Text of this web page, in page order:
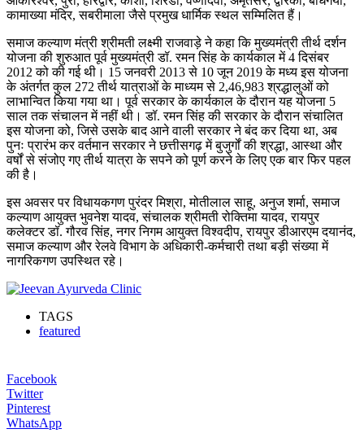
कामाख्या मंदिर, सबरीमाला जैसे प्रमुख धार्मिक स्थल सम्मिलित हैं।
समाज कल्याण मंत्री श्रीमती लक्ष्मी राजवाड़े ने कहा कि मुख्यमंत्री तीर्थ दर्शन
योजना की शुरुआत पूर्व मुख्यमंत्री डॉ. रमन सिंह के कार्यकाल में 4 दिसंबर
2012 को की गई थी। 15 जनवरी 2013 से 10 जून 2019 के मध्य इस योजना
के अंतर्गत कुल 272 तीर्थ यात्राओं के माध्यम से 2,46,983 श्रद्धालुओं को
लाभान्वित किया गया था। पूर्व सरकार के कार्यकाल के दौरान यह योजना 5
साल तक संचालन में नहीं थी। डॉ. रमन सिंह की सरकार के दौरान संचालित
इस योजना को, जिसे उसके बाद आने वाली सरकार ने बंद कर दिया था, अब
पुनः प्रारंभ कर वर्तमान सरकार ने छत्तीसगढ़ में बुजुर्गों की श्रद्धा, आस्था और
वर्षों से संजोए गए तीर्थ यात्रा के सपने को पूर्ण करने के लिए एक बार फिर पहल
की है।
इस अवसर पर विधायकगण पुरंदर मिश्रा, मोतीलाल साहू, अनुज शर्मा, समाज
कल्याण आयुक्त भुवनेश यादव, संचालक श्रीमती रोक्तिमा यादव, रायपुर
कलेक्टर डॉ. गौरव सिंह, नगर निगम आयुक्त विश्वदीप, रायपुर डीआरएम दयानंद,
समाज कल्याण और रेलवे विभाग के अधिकारी-कर्मचारी तथा बड़ी संख्या में
नागरिकगण उपस्थित रहे।
TAGS
featured
Facebook
Twitter
Pinterest
WhatsApp